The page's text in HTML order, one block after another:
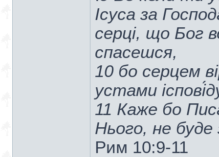
Ісуса за
серці, що Бог
спасешся,
10 бо серцем
устами
11 Каже бо
Нього, не буде
Рим 10:9-11